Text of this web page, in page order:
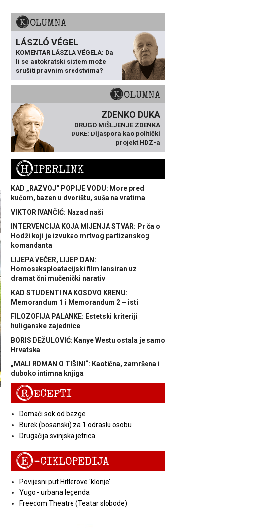
KOLUMNA
LÁSZLÓ VÉGEL
KOMENTAR LÁSZLA VÉGELA: Da
li se autokratski sistem može
srušiti pravnim sredstvima?
KOLUMNA
ZDENKO DUKA
DRUGO MIŠLJENJE ZDENKA
DUKE: Dijaspora kao politički
projekt HDZ-a
HIPERLINK
KAD „RAZVOJ“ POPIJE VODU: More pred
kućom, bazen u dvorištu, suša na vratima
VIKTOR IVANČIĆ: Nazad naši
INTERVENCIJA KOJA MIJENJA STVAR: Priča o
Hodži koji je izvukao mrtvog partizanskog
komandanta
LIJEPA VEČER, LIJEP DAN:
Homoseksploatacijski film lansiran uz
dramatični mučenički narativ
KAD STUDENTI NA KOSOVO KRENU:
Memorandum 1 i Memorandum 2 – isti
FILOZOFIJA PALANKE: Estetski kriteriji
huliganske zajednice
BORIS DEŽULOVIĆ: Kanye Westu ostala je samo
Hrvatska
„MALI ROMAN O TIŠINI“: Kaotična, zamršena i
duboko intimna knjiga
RECEPTI
Domaći sok od bazge
Burek (bosanski) za 1 odraslu osobu
Drugačija svinjska jetrica
E-CIKLOPEDIJA
Povijesni put Hitlerove 'klonje'
Yugo - urbana legenda
Freedom Theatre (Teatar slobode)